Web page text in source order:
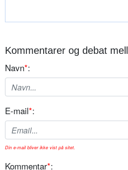
Kommentarer og debat
Navn*:
E-mail*:
Din e-mail bliver ikke vist på sitet.
Kommentar*: